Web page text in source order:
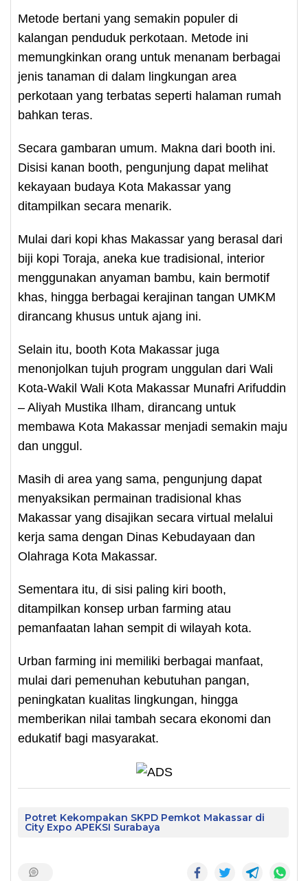
Metode bertani yang semakin populer di
kalangan penduduk perkotaan. Metode ini
memungkinkan orang untuk menanam berbagai
jenis tanaman di dalam lingkungan area
perkotaan yang terbatas seperti halaman rumah
bahkan teras.
Secara gambaran umum. Makna dari booth ini.
Disisi kanan booth, pengunjung dapat melihat
kekayaan budaya Kota Makassar yang
ditampilkan secara menarik.
Mulai dari kopi khas Makassar yang berasal dari
biji kopi Toraja, aneka kue tradisional, interior
menggunakan anyaman bambu, kain bermotif
khas, hingga berbagai kerajinan tangan UMKM
dirancang khusus untuk ajang ini.
Selain itu, booth Kota Makassar juga
menonjolkan tujuh program unggulan dari Wali
Kota-Wakil Wali Kota Makassar Munafri Arifuddin
– Aliyah Mustika Ilham, dirancang untuk
membawa Kota Makassar menjadi semakin maju
dan unggul.
Masih di area yang sama, pengunjung dapat
menyaksikan permainan tradisional khas
Makassar yang disajikan secara virtual melalui
kerja sama dengan Dinas Kebudayaan dan
Olahraga Kota Makassar.
Sementara itu, di sisi paling kiri booth,
ditampilkan konsep urban farming atau
pemanfaatan lahan sempit di wilayah kota.
Urban farming ini memiliki berbagai manfaat,
mulai dari pemenuhan kebutuhan pangan,
peningkatan kualitas lingkungan, hingga
memberikan nilai tambah secara ekonomi dan
edukatif bagi masyarakat.
Potret Kekompakan SKPD Pemkot Makassar di
City Expo APEKSI Surabaya